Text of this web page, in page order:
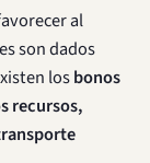
al
son dados
losbonos
recursos,